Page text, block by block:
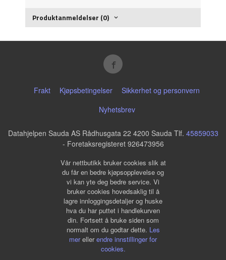
Produktanmeldelser (0)
Frakt Kjøpsbetingelser
Sikkerhet og personvern
Nyhetsbrev
Datahjelpen Sauda AS Rådhusgata 22 4200 Sauda Tlf. 45859033
- Foretaksregisteret 926473956
Vår nettbutikk bruker cookies slik at
du får en bedre kjøpsopplevelse og
vi kan yte deg bedre service. Vi
bruker cookies hovedsaklig til å
lagre innloggingsdetaljer og huske
hva du har puttet i handlekurven
din. Fortsett å bruke siden som
normalt om du godtar dette. Les
merellerendre innstillinger for
cookies.